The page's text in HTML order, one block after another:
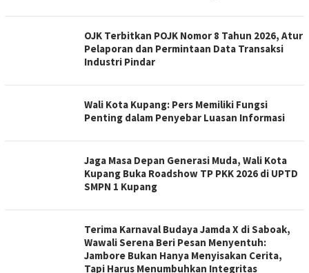
OJK Terbitkan POJK Nomor 8 Tahun 2026, Atur
Pelaporan dan Permintaan Data Transaksi
Industri Pindar
Wali Kota Kupang: Pers Memiliki Fungsi
Penting dalam Penyebar Luasan Informasi
Jaga Masa Depan Generasi Muda, Wali Kota
Kupang Buka Roadshow TP PKK 2026 di UPTD
SMPN 1 Kupang
Terima Karnaval Budaya Jamda X di Saboak,
Wawali Serena Beri Pesan Menyentuh:
Jambore Bukan Hanya Menyisakan Cerita,
Tapi Harus Menumbuhkan Integritas